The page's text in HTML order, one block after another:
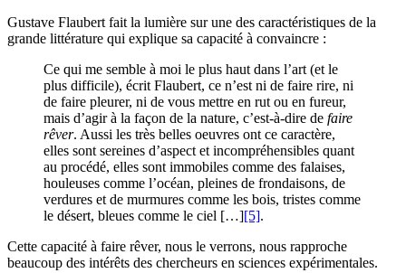
Gustave Flaubert fait la lumière sur une des caractéristiques de la
grande littérature qui explique sa capacité à convaincre :
Ce qui me semble à moi le plus haut dans l’art (et le
plus difficile), écrit Flaubert, ce n’est ni de faire rire, ni
de faire pleurer, ni de vous mettre en rut ou en fureur,
mais d’agir à la façon de la nature, c’est-à-dire de faire
rêver. Aussi les très belles oeuvres ont ce caractère,
elles sont sereines d’aspect et incompréhensibles quant
au procédé, elles sont immobiles comme des falaises,
houleuses comme l’océan, pleines de frondaisons, de
verdures et de murmures comme les bois, tristes comme
le désert, bleues comme le ciel […][5].
Cette capacité à faire rêver, nous le verrons, nous rapproche
beaucoup des intérêts des chercheurs en sciences expérimentales.